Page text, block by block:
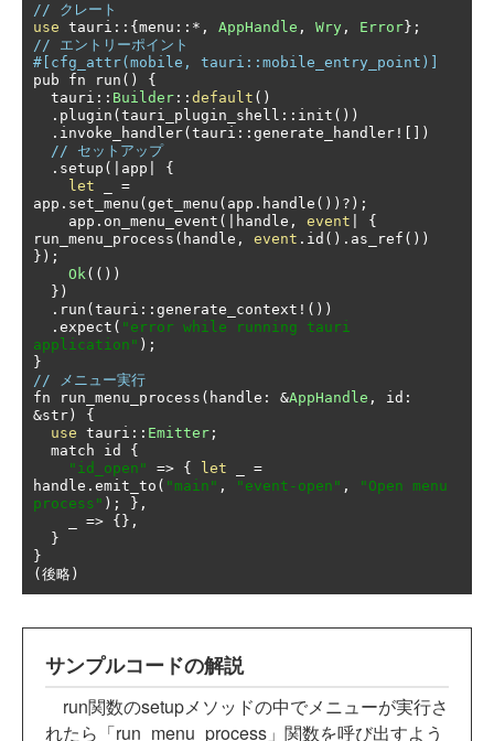
// クレート
use tauri ::{ menu ::*, AppHandle , Wry , Error };
// エントリーポイント
#[cfg_attr(mobile, tauri::mobile_entry_point)]
pub fn run ()
{
  tauri
:: Builder :: default ()
. plugin ( tauri_plugin_shell :: init ())
. invoke_handler( tauri :: generate_handler ![])
// セットアップ
. setup (| app
{
let
=
app . set_menu ( get_menu ( app . handle ())?);
    app
. on_menu_event (| handle , event
{
run_menu_process ( handle , event . id (). as_ref ())
});
Ok(())
})
. run ( tauri :: generate_context !())
. expect ( "error while running tauri
application" );
}
// メニュー実行
fn run_menu_process ( handle : &AppHandle , id :
&str )
{
use tauri :: Emitter ;
  match id
{
"id_open"
=> { let
=
handle . emit_to ( "main" , "event-open" ,
"Open menu
process" );
},
=> {},
}
}
(後略)
サンプルコードの解説
run関数のsetupメソッドの中でメニューが実行さ
れたら「run_menu_process」関数を呼び出すよう